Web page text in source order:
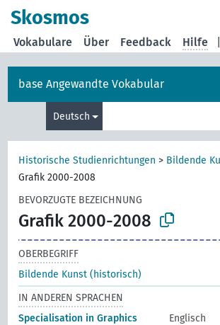
Skosmos
Vokabulare Über Feedback Hilfe
base Angewandte Vokabular
Deutsch
Historische Studienrichtungen > Bildende
Grafik 2000-2008
BEVORZUGTE BEZEICHNUNG
Grafik 2000-2008
OBERBEGRIFF
Bildende Kunst (historisch)
IN ANDEREN SPRACHEN
Specialisation in Graphics
Englisch